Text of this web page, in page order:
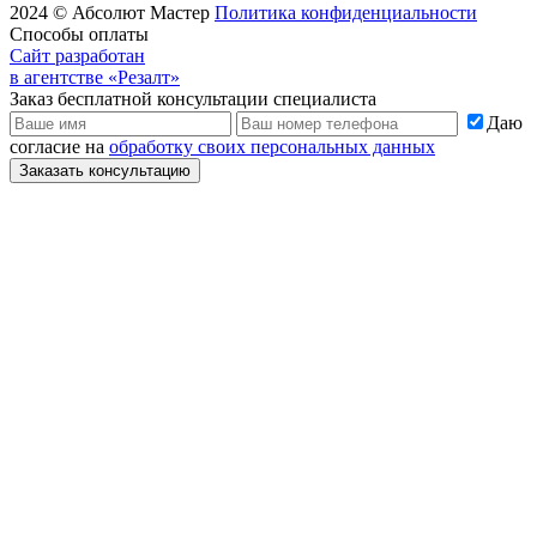
2024 © Абсолют Мастер Политика конфиденциальности
Способы оплаты
Сайт разработан
в агентстве «Резалт»
Заказ бесплатной консультации специалиста
Даю
согласие на обработку своих персональных данных
Заказать консультацию